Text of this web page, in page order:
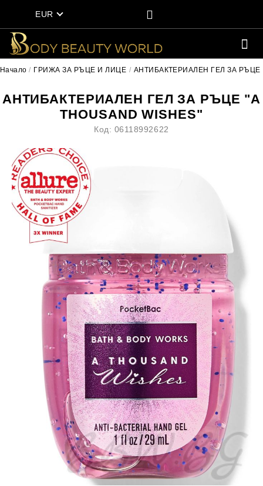
EUR
Начало ГРИЖА ЗА РЪЦЕ И ЛИЦЕ АНТИБАКТЕРИАЛЕН ГЕЛ ЗА РЪЦЕ
АНТИБАКТЕРИАЛЕН ГЕЛ ЗА РЪЦЕ "A
THOUSAND WISHES"
Код: 06118992622